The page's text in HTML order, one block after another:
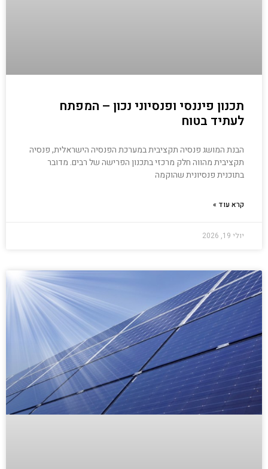
תכנון פיננסי ופנסיוני נכון – המפתח
לעתיד בטוח
הבנת המושג פנסיה תקציבית במערכת הפנסיה הישראלית, פנסיה
תקציבית מהווה חלק מרכזי בתכנון הפרישה של רבים. מדובר
בתוכנית פנסיונית שהוקמה
קרא עוד »
יולי 19, 2026